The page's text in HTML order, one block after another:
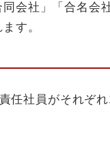
会社」「合名会
す。
任社員がそれぞ